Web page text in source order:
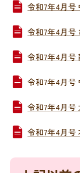
令和7年4月号
令和7年4月号
令和7年4月号
令和7年4月号
令和7年4月号
令和7年4月号